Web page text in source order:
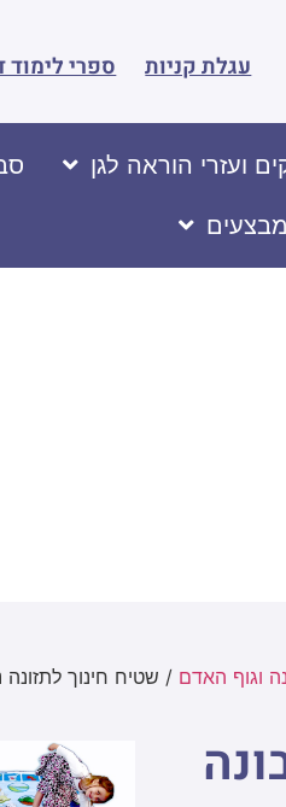
עגלת קניות ספרי לימוד
ועזרי הוראה לגן
וגוף האדם / שטיח חינוך לתזונה